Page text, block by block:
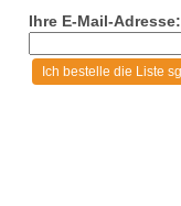
Ihre E-Mail-Adresse: